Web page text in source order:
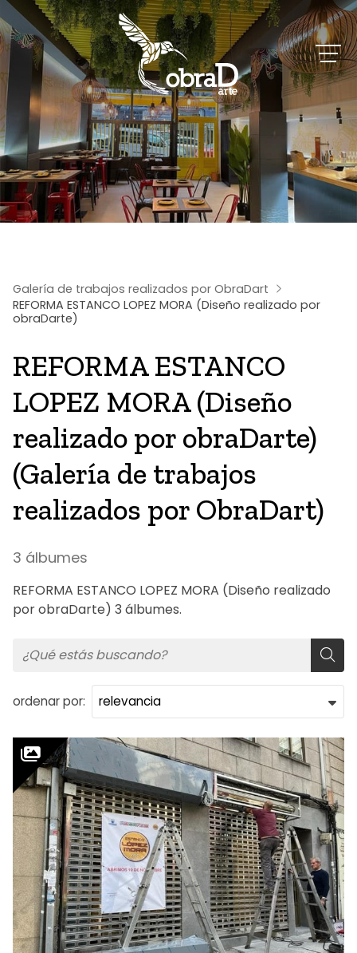
Galería de trabajos realizados por ObraDart
REFORMA ESTANCO LOPEZ MORA (Diseño realizado por
obraDarte)
REFORMA ESTANCO
LOPEZ MORA (Diseño
realizado por obraDarte)
(Galería de trabajos
realizados por ObraDart)
3 álbumes
REFORMA ESTANCO LOPEZ MORA (Diseño realizado
por obraDarte) 3 álbumes.
ordenar por: